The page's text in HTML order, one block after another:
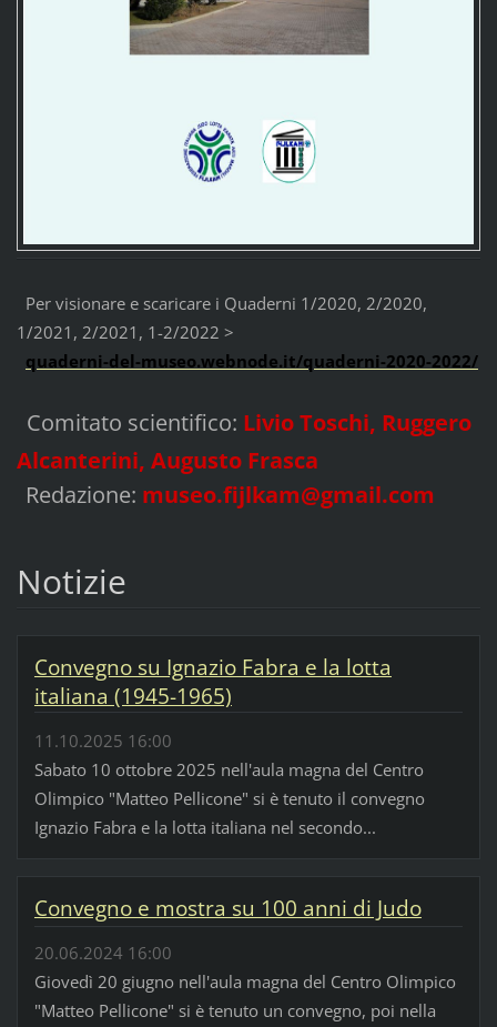
Per visionare e scaricare i Quaderni 1/2020, 2/2020,
1/2021, 2/2021, 1-2/2022 >
quaderni-del-museo.webnode.it/quaderni-2020-2022/
Comitato scientifico: Livio Toschi, Ruggero
Alcanterini, Augusto Frasca
Redazione: museo.fijlkam@gmail.com
Notizie
Convegno su Ignazio Fabra e la lotta
italiana (1945-1965)
11.10.2025 16:00
Sabato 10 ottobre 2025 nell'aula magna del Centro
Olimpico "Matteo Pellicone" si è tenuto il convegno
Ignazio Fabra e la lotta italiana nel secondo...
Convegno e mostra su 100 anni di Judo
20.06.2024 16:00
Giovedì 20 giugno nell'aula magna del Centro Olimpico
"Matteo Pellicone" si è tenuto un convegno, poi nella